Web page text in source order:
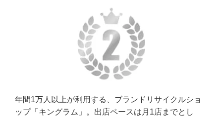
年間1万人以上が利用する、ブランドリサイクルショ
ップ「キングラム」。出店ペースは月1店までとし